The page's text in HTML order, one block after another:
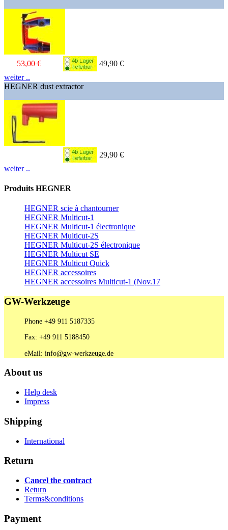
53,00 €
49,90 €
weiter ..
HEGNER dust extractor
29,90 €
weiter ..
Produits HEGNER
HEGNER scie à chantourner
HEGNER Multicut-1
HEGNER Multicut-1 électronique
HEGNER Multicut-2S
HEGNER Multicut-2S électronique
HEGNER Multicut SE
HEGNER Multicut Quick
HEGNER accessoires
HEGNER accessoires Multicut-1 (Nov.17
GW-Werkzeuge
Phone +49 911 5187335
Fax: +49 911 5188450
eMail: info@gw-werkzeuge.de
About us
Help desk
Impress
Shipping
International
Return
Cancel the contract
Return
Terms&conditions
Payment